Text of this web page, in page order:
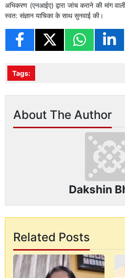
अभिकरण (एनआईए) द्वारा जांच कराने की मांग
स्वत: संज्ञान याचिका के साथ सुनवाई की।
Tags:
About The Author
Dakshin
Related Posts